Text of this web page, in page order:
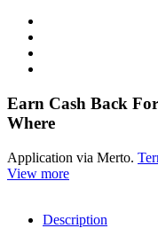
Earn Cash Back
Where
Application via Merto.
View more
Description